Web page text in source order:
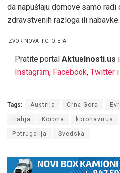
da napuštaju domove samo radi
zdravstvenih razloga ili nabavke.
IZVOR: NOVA I FOTO: EPA
Pratite portal Aktuelnosti.us
Instagram, Facebook, Twitter i
Tags: Austrija Crna Gora
italija Korona koronavirus
Potrugalija Svedska